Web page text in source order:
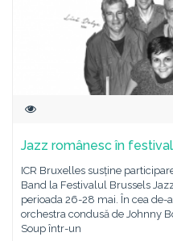
Jazz românesc în
ICR Bruxelles susține
Band la Festivalul Brussels
perioada 26-28 mai. În cea de-
orchestra condusă de Johnny
Soup într-un